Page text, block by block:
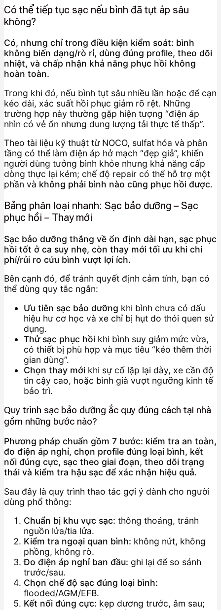
Có thể tiếp tục sạc nếu bình đã tụt áp sâu
không?
Có, nhưng chỉ trong điều kiện kiểm soát: bình
không biến dạng/rò rỉ, dùng đúng profile, theo dõi
nhiệt, và chấp nhận khả năng phục hồi không
hoàn toàn.
Trong khi đó, nếu bình tụt sâu nhiều lần hoặc để cạn
kéo dài, xác suất hồi phục giảm rõ rệt. Những
trường hợp này thường gặp hiện tượng “điện áp
nhìn có vẻ ổn nhưng dung lượng tải thực tế thấp”.
Theo tài liệu kỹ thuật từ NOCO, sulfat hóa và phân
tầng có thể làm điện áp hở mạch “đẹp giả”, khiến
người dùng tưởng bình khỏe nhưng khả năng cấp
dòng thực lại kém; chế độ repair có thể hỗ trợ một
phần và không phải bình nào cũng phục hồi được.
Bảng phân loại nhanh: Sạc bảo dưỡng – Sạc
phục hồi – Thay mới
Sạc bảo dưỡng thắng về ổn định dài hạn, sạc phục
hồi tốt ở ca suy nhẹ, còn thay mới tối ưu khi chi
phí/rủi ro cứu bình vượt lợi ích.
Bên cạnh đó, để tránh quyết định cảm tính, bạn có
thể dùng quy tắc ngắn:
Ưu tiên sạc bảo dưỡng khi bình chưa có dấu
hiệu hư cơ học và xe chỉ bị hụt do thói quen sử
dụng.
Thử sạc phục hồi khi bình suy giảm mức vừa,
có thiết bị phù hợp và mục tiêu “kéo thêm thời
gian dùng”.
Chọn thay mới khi sự cố lặp lại dày, xe cần độ
tin cậy cao, hoặc bình già vượt ngưỡng kinh tế
bảo trì.
Quy trình sạc bảo dưỡng ắc quy đúng cách tại nhà
gồm những bước nào?
Phương pháp chuẩn gồm 7 bước: kiểm tra an toàn,
đo điện áp nghỉ, chọn profile đúng loại bình, kết
nối đúng cực, sạc theo giai đoạn, theo dõi trạng
thái và kiểm tra hậu sạc để xác nhận hiệu quả.
Sau đây là quy trình thao tác gợi ý dành cho người
dùng phổ thông:
Chuẩn bị khu vực sạc: thông thoáng, tránh
nguồn lửa/tia lửa.
Kiểm tra ngoại quan bình: không nứt, không
phồng, không rò.
Đo điện áp nghỉ ban đầu: ghi lại để so sánh
trước/sau.
Chọn chế độ sạc đúng loại bình:
flooded/AGM/EFB.
Kết nối đúng cực: kẹp dương trước, âm sau;